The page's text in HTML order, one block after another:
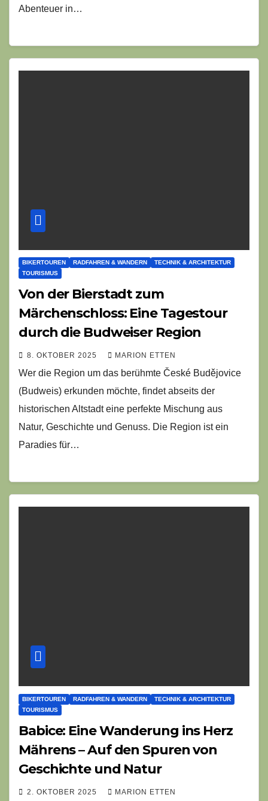
Abenteuer in…
BIKERTOUREN RADFAHREN & WANDERN
TECHNIK & ARCHITEKTUR
TOURISMUS
Von der Bierstadt zum
Märchenschloss: Eine Tagestour
durch die Budweiser Region
8. OKTOBER 2025 MARION ETTEN
Wer die Region um das berühmte České Budějovice
(Budweis) erkunden möchte, findet abseits der
historischen Altstadt eine perfekte Mischung aus
Natur, Geschichte und Genuss. Die Region ist ein
Paradies für…
BIKERTOUREN RADFAHREN & WANDERN
TECHNIK & ARCHITEKTUR
TOURISMUS
Babice: Eine Wanderung ins Herz
Mährens – Auf den Spuren von
Geschichte und Natur
2. OKTOBER 2025 MARION ETTEN